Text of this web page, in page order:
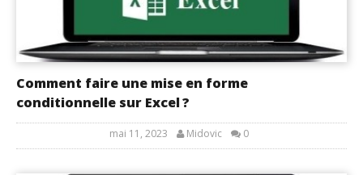
Comment faire une mise en forme
conditionnelle sur Excel ?
mai 11, 2023 Midovic 0